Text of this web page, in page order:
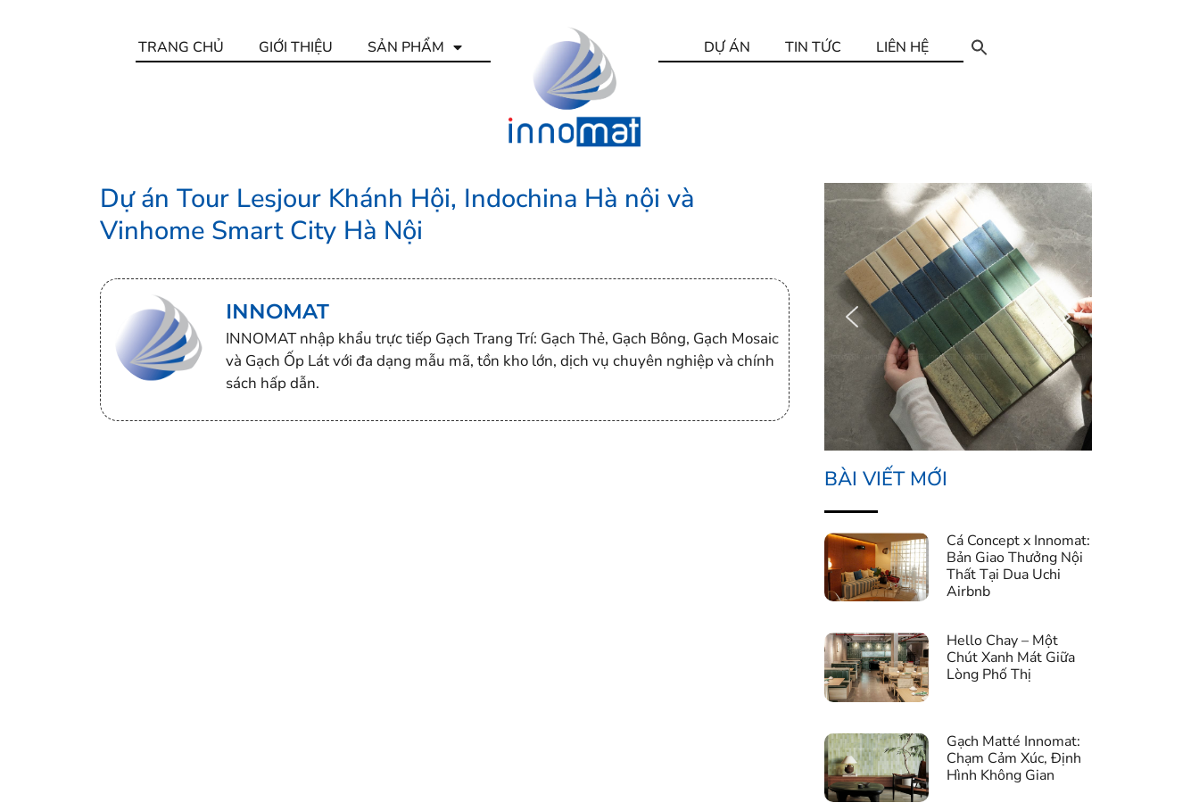
TRANG CHỦ GIỚI THIỆU SẢN PHẨM DỰ ÁN TIN TỨC LIÊN HỆ
Dự án Tour Lesjour Khánh Hội, Indochina Hà nội và
Vinhome Smart City Hà Nội
INNOMAT
INNOMAT nhập khẩu trực tiếp Gạch Trang Trí: Gạch Thẻ, Gạch Bông, Gạch Mosaic
và Gạch Ốp Lát với đa dạng mẫu mã, tồn kho lớn, dịch vụ chuyên nghiệp và chính
sách hấp dẫn.
BÀI VIẾT MỚI
Cá Concept x Innomat:
Bản Giao Thưởng Nội
Thất Tại Dua Uchi
Airbnb
Hello Chay – Một
Chút Xanh Mát Giữa
Lòng Phố Thị
Gạch Matté Innomat:
Chạm Cảm Xúc, Định
Hình Không Gian